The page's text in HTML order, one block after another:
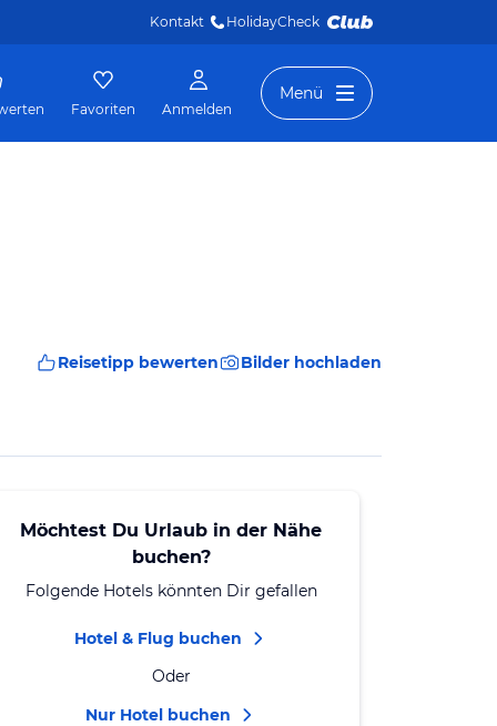
Kontakt HolidayCheck
Favoriten Anmelden
Menü
Reisetipp bewerten Bilder hochladen
Möchtest Du Urlaub in der Nähe
buchen?
Folgende Hotels könnten Dir gefallen
Hotel & Flug buchen
Oder
Nur Hotel buchen